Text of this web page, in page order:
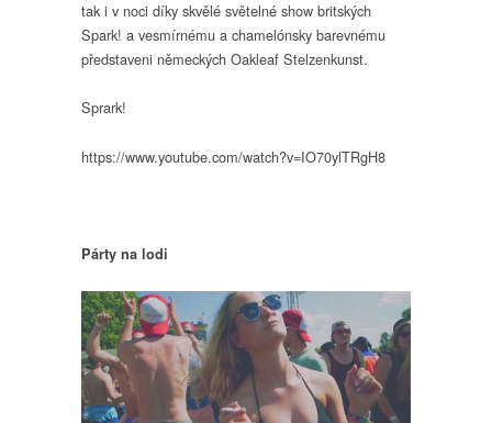
tak i v noci díky skvělé světelné show britských
Spark! a vesmírnému a chamelónsky barevnému
představeni německých Oakleaf Stelzenkunst.
Sprark!
https://www.youtube.com/watch?v=IO70ylTRgH8
Párty na lodi